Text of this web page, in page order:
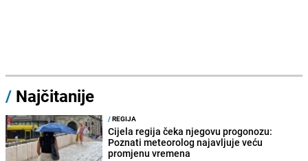
/ Najčitanije
/REGIJA
Cijela regija čeka njegovu progonozu:
Poznati meteorolog najavljuje veću
promjenu vremena